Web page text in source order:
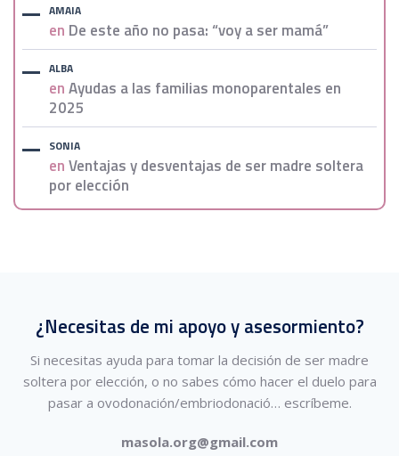
AMAIA
en De este año no pasa: “voy a ser mamá”
ALBA
enAyudas a las familias monoparentales en
2025
SONIA
enVentajas y desventajas de ser madre soltera
por elección
¿Necesitas de mi apoyo y asesormiento?
Si necesitas ayuda para tomar la decisión de ser madre
soltera por elección, o no sabes cómo hacer el duelo para
pasar a ovodonación/embriodonació… escríbeme.
masola.org@gmail.com